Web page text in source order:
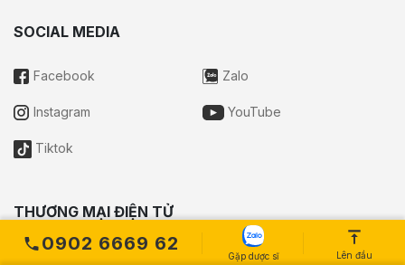
0902 6669 62
Gặp dược sĩ Lên đầu
SOCIAL MEDIA
Facebook Zalo
Instagram YouTube
Tiktok
THƯƠNG MẠI ĐIỆN TỬ